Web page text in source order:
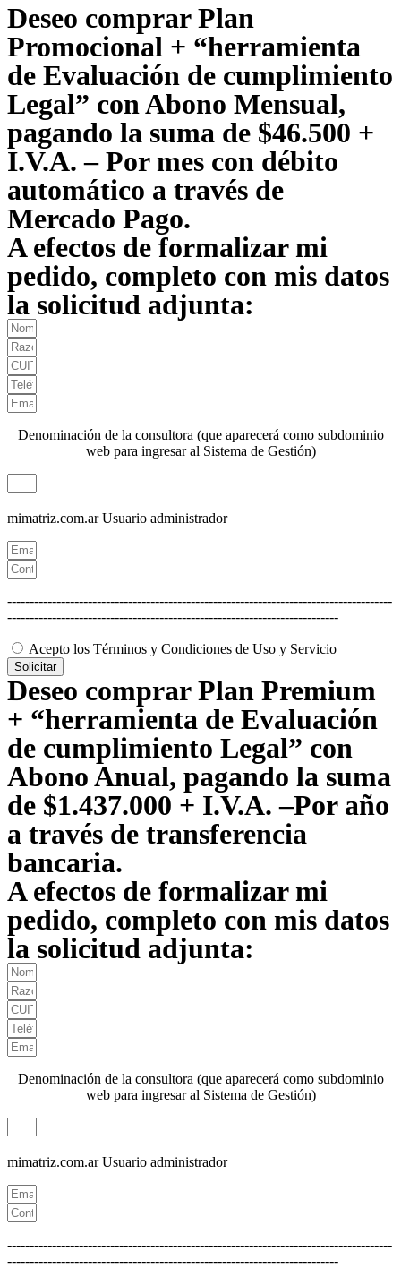
Deseo comprar Plan
Promocional + “herramienta
de Evaluación de cumplimiento
Legal” con Abono Mensual,
pagando la suma de $46.500 +
I.V.A. – Por mes con débito
automático a través de
Mercado Pago.
A efectos de formalizar mi
pedido, completo con mis datos
la solicitud adjunta:
Denominación de la consultora (que aparecerá como subdominio
web para ingresar al Sistema de Gestión)
mimatriz.com.ar Usuario administrador
--------------------------------------------------------------------------------------
--------------------------------------------------------------------------
Acepto los Términos y Condiciones de Uso y Servicio
Solicitar
Deseo comprar Plan Premium
+ “herramienta de Evaluación
de cumplimiento Legal” con
Abono Anual, pagando la suma
de $1.437.000 + I.V.A. –Por año
a través de transferencia
bancaria.
A efectos de formalizar mi
pedido, completo con mis datos
la solicitud adjunta:
Denominación de la consultora (que aparecerá como subdominio
web para ingresar al Sistema de Gestión)
mimatriz.com.ar Usuario administrador
--------------------------------------------------------------------------------------
--------------------------------------------------------------------------